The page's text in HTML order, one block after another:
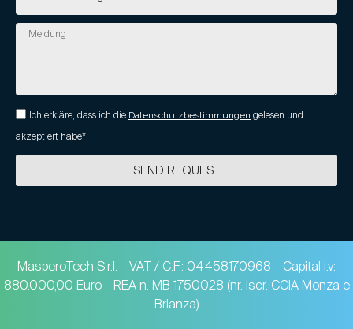
Ich erkläre, dass ich die Datenschutzbestimmungen gelesen und
akzeptiert habe*
SEND REQUEST
MasperoTech S.r.l. – VAT / C.F.: 04458170968 – Capital i.v:
880.000,00 Euro – REA n. MB 1750028 (nr. iscr. CCIA Monza e
Brianza)